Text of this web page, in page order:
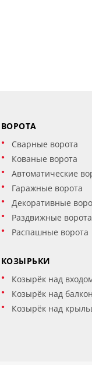
ВОРОТА
Сварные ворота
Кованые ворота
Автоматические
Гаражные ворота
Декоративные
Раздвижные ворота
Распашные ворота
КОЗЫРЬКИ
Козырёк над
Козырёк над
Козырёк над